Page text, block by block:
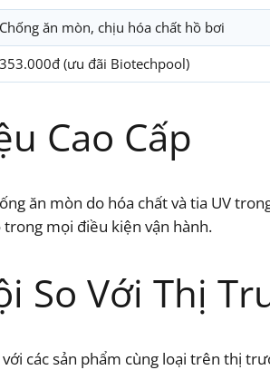
Chống ăn mòn, chịu hóa chất hồ bơi
353.000đ (ưu đãi Biotechpool)
Cao Cấp
ăn mòn do hóa chất và tia UV
mọi điều kiện vận hành.
So Với Thị
các sản phẩm cùng loại trên thị